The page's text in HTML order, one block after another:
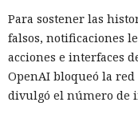
comunicaron con
Los especialistas
informes de análisis
actividad de
Para sostener las
falsos, notificaciones
acciones e interfaces
OpenAI bloqueó la
divulgó el número de